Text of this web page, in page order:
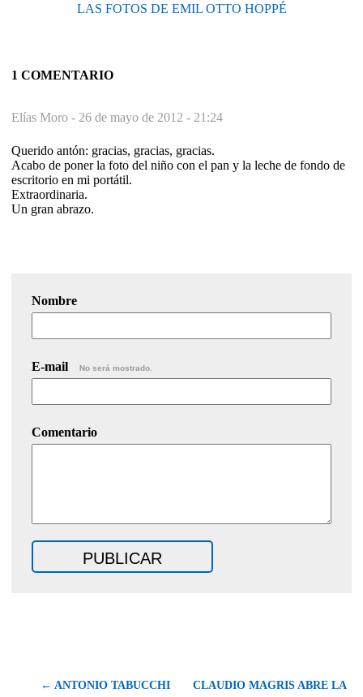
LAS FOTOS DE EMIL OTTO HOPPÉ
1 COMENTARIO
Elías Moro - 26 de mayo de 2012 - 21:24
Querido antón: gracias, gracias, gracias.
Acabo de poner la foto del niño con el pan y la leche de fondo de
escritorio en mi portátil.
Extraordinaria.
Un gran abrazo.
Nombre
E-mail No será mostrado.
Comentario
← ANTONIO TABUCCHI CLAUDIO MAGRIS ABRE LA